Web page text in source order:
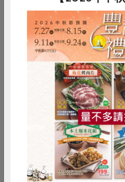
相關
社務會
三葉十一月區會
2026-11-05
10:00-12:00
線上
RPET 食
雞蛋 食安 共